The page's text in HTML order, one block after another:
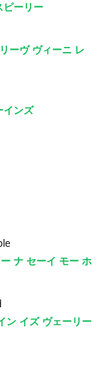
ピーリー
ーヴ ヴィーニ レ
インズ
ナ セーイ モー ホ
ン イズ ヴェーリー